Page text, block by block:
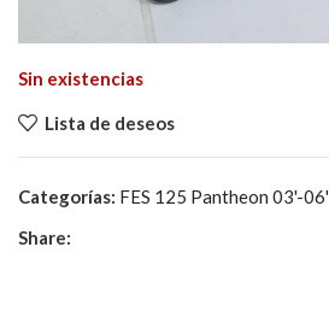
Sin existencias
Lista de deseos
Categorías: FES 125 Pantheon 03'-06'
Share: